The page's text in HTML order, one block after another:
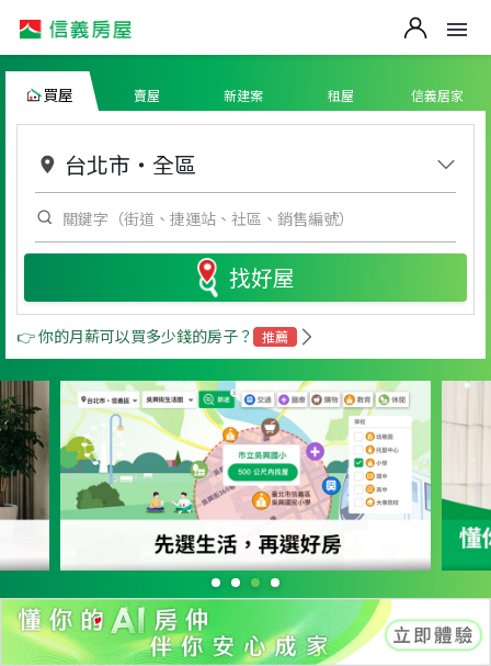
買屋 賣屋 新建案 租屋 信義居家
台北市 ・ 全區
找好屋
👉 你的月薪可以買多少錢的房子？ 推薦